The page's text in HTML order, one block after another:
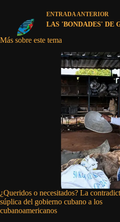
ENTRADAANTERIOR
LAS 'BONDADES' DE
Más sobre este tema
¿Queridos o necesitados? La
súplica del gobierno cubano a los
cubanoamericanos